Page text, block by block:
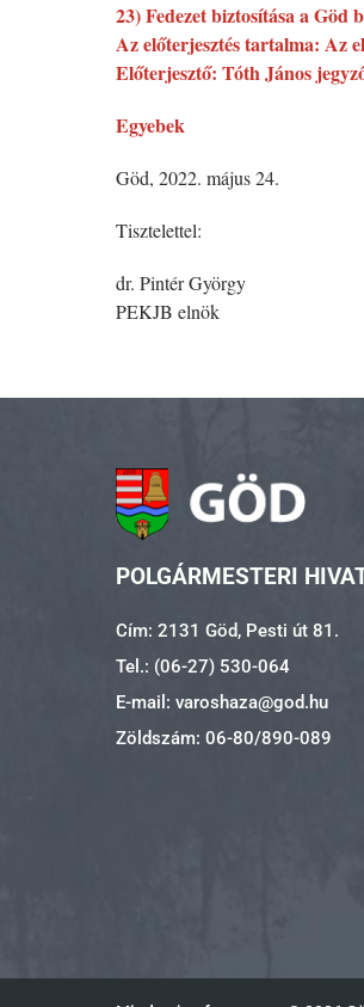
23) Fedezet biztosítása a
Az előterjesztés tartalma: Az
Előterjesztő: Tóth János
Egyebek
Göd, 2022. május 24.
Tisztelettel:
dr. Pintér György
PEKJB elnök
POLGÁRMESTERI
Cím: 2131 Göd, Pesti út 81.
Tel.: (06-27) 530-064
E-mail: varoshaza@god.hu
Zöldszám: 06-80/890-089